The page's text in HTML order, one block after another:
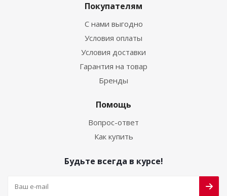
Покупателям
С нами выгодно
Условия оплаты
Условия доставки
Гарантия на товар
Бренды
Помощь
Вопрос-ответ
Как купить
Будьте всегда в курсе!